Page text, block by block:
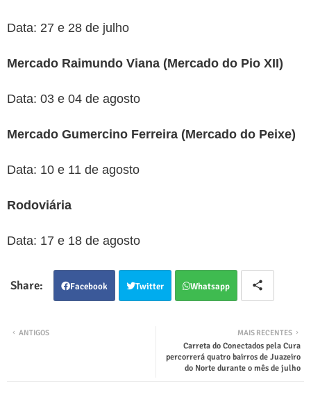
Data: 27 e 28 de julho
Mercado Raimundo Viana (Mercado do Pio XII)
Data: 03 e 04 de agosto
Mercado Gumercino Ferreira (Mercado do Peixe)
Data: 10 e 11 de agosto
Rodoviária
Data: 17 e 18 de agosto
Facebook Twitter Whatsapp
MAIS RECENTES
Carreta do Conectados pela Cura
percorrerá quatro bairros de Juazeiro
do Norte durante o mês de julho
ANTIGOS